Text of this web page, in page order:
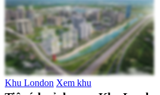
Khu London Xem khu